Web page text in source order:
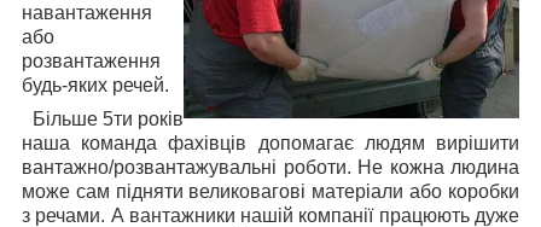
навантаження
або
розвантаження
будь-яких речей.
Більше 5ти років
наша команда фахівців допомагає людям вирішити
вантажно/розвантажувальні роботи. Не кожна людина
може сам підняти великовагові матеріали або коробки
з речами. А вантажники нашій компанії працюють дуже